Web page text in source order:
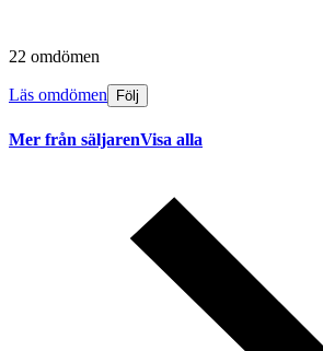
22 omdömen
Läs omdömen Följ
Mer från säljarenVisa alla